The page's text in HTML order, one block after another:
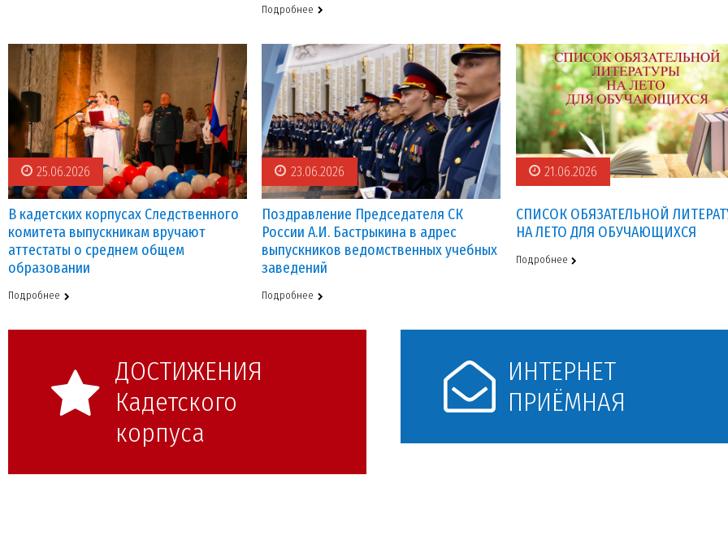
Подробнее
25.06.2026
В кадетских корпусах Следственного
комитета выпускникам вручают
аттестаты о среднем общем
образовании
Подробнее
23.06.2026
Поздравление Председателя СК
России А.И. Бастрыкина в адрес
выпускников ведомственных учебных
заведений
Подробнее
21.06.2026
СПИСОК ОБЯЗАТЕЛЬНОЙ
НА ЛЕТО ДЛЯ ОБУЧАЮЩИХСЯ
Подробнее
ДОСТИЖЕНИЯ
Кадетского
корпуса
ИНТЕРНЕТ
ПРИЁМНАЯ